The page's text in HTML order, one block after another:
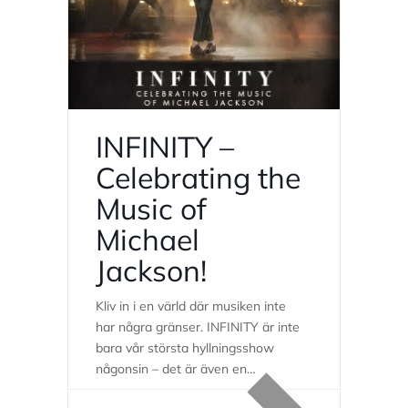
INFINITY –
Celebrating the
Music of
Michael
Jackson!
Kliv in i en värld där musiken inte
har några gränser. INFINITY är inte
bara vår största hyllningsshow
någonsin – det är även en
djupdykning i Michael Jacksons